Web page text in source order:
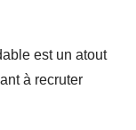
est un atout
à recruter